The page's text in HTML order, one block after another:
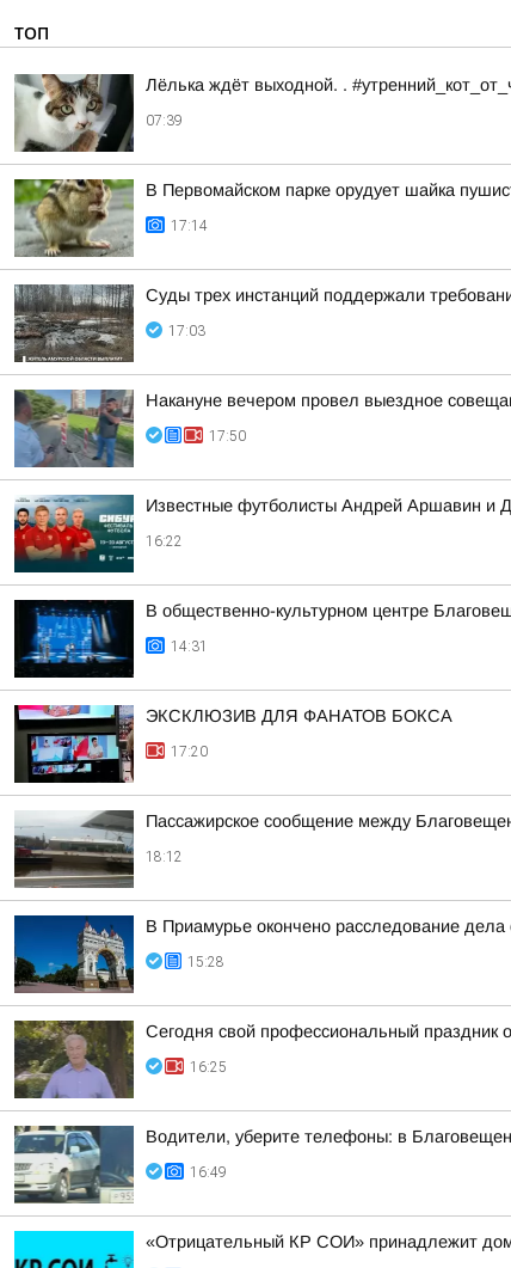
ТОП
Лёлька ждёт выходной. .
07:39
В Первомайском парке орудует шайка
17:14
Суды трех инстанций поддержали
17:03
Накануне вечером провел выездное
17:50
Известные футболисты Андрей Аршавин и
16:22
В общественно-культурном центре
14:31
ЭКСКЛЮЗИВ ДЛЯ ФАНАТОВ БОКСА
17:20
Пассажирское сообщение между
18:12
В Приамурье окончено расследование
15:28
Сегодня свой профессиональный
16:25
Водители, уберите телефоны: в
16:49
«Отрицательный КР СОИ» принадлежит